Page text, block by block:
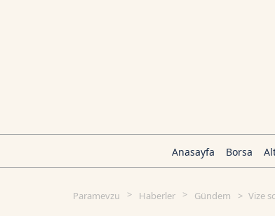
Anasayfa Borsa
Paramevzu Haberler Gündem Vize